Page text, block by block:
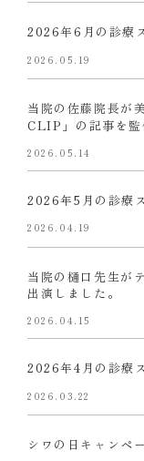
2026年6月の診療
2026.05.19
当院の佐藤院長が
CLIP」の記事を監
2026.05.14
2026年5月の診療
2026.04.19
当院の樋口先生が
出演しました。
2026.04.15
2026年4月の診療
2026.03.22
シワの日キャンペ